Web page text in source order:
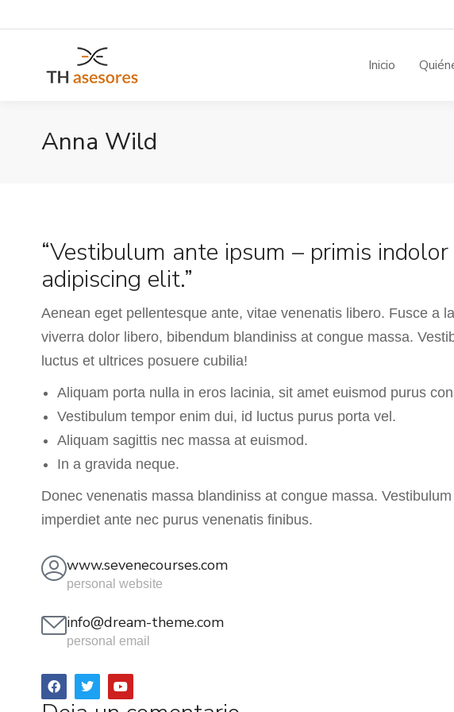
Inicio
Anna Wild
“Vestibulum ante ipsum – primis
adipiscing elit.”
Aenean eget pellentesque ante, vitae venenatis libero. Fusce a
viverra dolor libero, bibendum blandiniss at congue massa.
luctus et ultrices posuere cubilia!
Aliquam porta nulla in eros lacinia, sit amet euismod purus
Vestibulum tempor enim dui, id luctus purus porta vel.
Aliquam sagittis nec massa at euismod.
In a gravida neque.
Donec venenatis massa blandiniss at congue massa.
imperdiet ante nec purus venenatis finibus.
www.sevenecourses.com
personal website
info@dream-theme.com
personal email